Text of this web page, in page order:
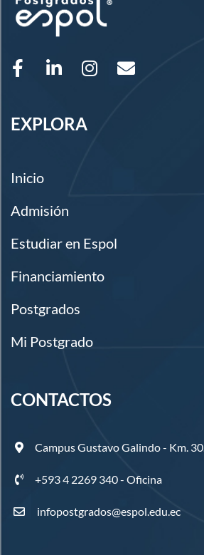
EXPLORA
Inicio
Admisión
Estudiar en Espol
Financiamiento
Postgrados
Mi Postgrado
CONTACTOS
Campus Gustavo Galindo - Km.
+593 4 2269 340 - Oficina
infopostgrados@espol.edu.ec